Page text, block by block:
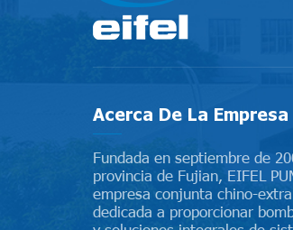
Acerca De La Empresa
Fundada en septiembre de
provincia de Fujian, EIFEL
empresa conjunta chino-
dedicada a proporcionar